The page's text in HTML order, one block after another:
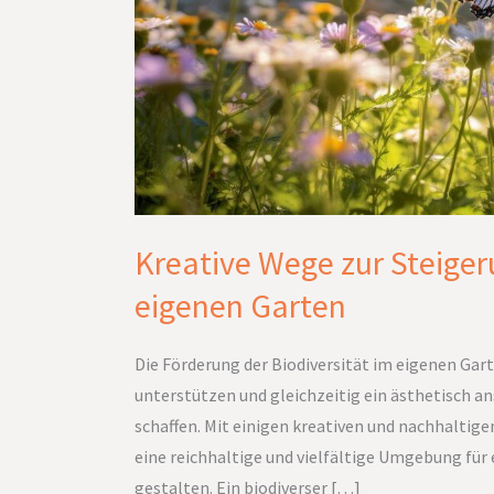
Kreative Wege zur
eigenen Garten
Die Förderung der Biodiversität im eigenen
unterstützen und gleichzeitig ein ästhetisch
schaffen. Mit einigen kreativen und
eine reichhaltige und vielfältige Umgebung
gestalten. Ein biodiverser […]